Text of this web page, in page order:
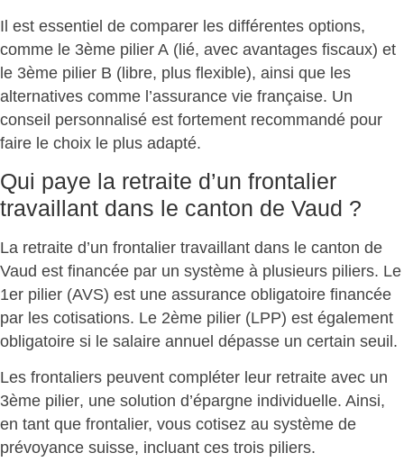
Il est essentiel de comparer les différentes options,
comme le 3ème pilier A (lié, avec avantages fiscaux) et
le 3ème pilier B (libre, plus flexible), ainsi que les
alternatives comme l’assurance vie française. Un
conseil personnalisé est fortement recommandé pour
faire le choix le plus adapté.
Qui paye la retraite d’un frontalier
travaillant dans le canton de Vaud ?
La retraite d’un frontalier travaillant dans le canton de
Vaud est financée par un système à plusieurs piliers. Le
1er pilier (AVS) est une assurance obligatoire financée
par les cotisations. Le 2ème pilier (LPP) est également
obligatoire si le salaire annuel dépasse un certain seuil.
Les frontaliers peuvent compléter leur retraite avec un
3ème pilier, une solution d’épargne individuelle. Ainsi,
en tant que frontalier, vous cotisez au système de
prévoyance suisse, incluant ces trois piliers.